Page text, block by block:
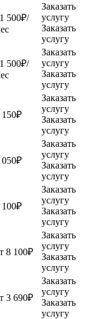
500₽/
Заказать
услугу
Заказать
услугу
500₽/
Заказать
услугу
Заказать
услугу
150₽
Заказать
услугу
Заказать
услугу
050₽
Заказать
услугу
Заказать
услугу
100₽
Заказать
услугу
Заказать
услугу
8 100₽
Заказать
услугу
Заказать
услугу
3 690₽
Заказать
услугу
Заказать
услугу